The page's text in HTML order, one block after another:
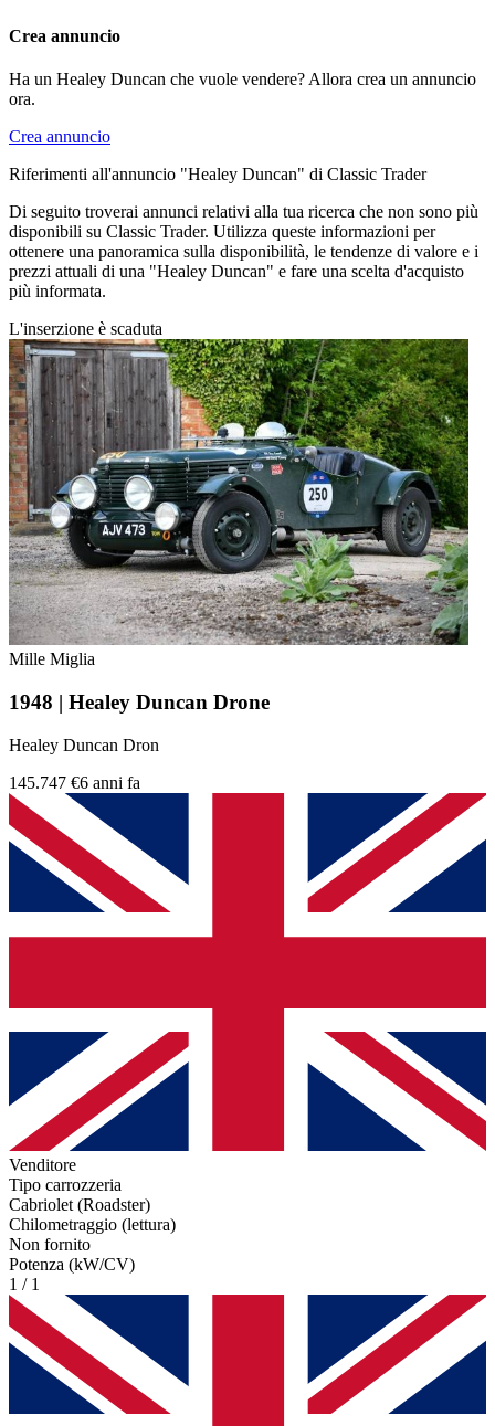
Crea annuncio
Ha un Healey Duncan che vuole vendere? Allora crea un annuncio
ora.
Crea annuncio
Riferimenti all'annuncio "Healey Duncan" di Classic Trader
Di seguito troverai annunci relativi alla tua ricerca che non sono più
disponibili su Classic Trader. Utilizza queste informazioni per
ottenere una panoramica sulla disponibilità, le tendenze di valore e i
prezzi attuali di una "Healey Duncan" e fare una scelta d'acquisto
più informata.
L'inserzione è scaduta
Mille Miglia
1948 | Healey Duncan Drone
Healey Duncan Dron
145.747 €6 anni fa
Venditore
Tipo carrozzeria
Cabriolet (Roadster)
Chilometraggio (lettura)
Non fornito
Potenza (kW/CV)
1 / 1